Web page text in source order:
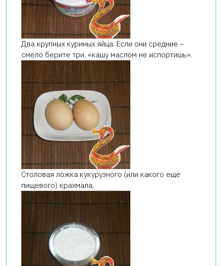
Два крупных куриных яйца. Если они средние –
смело берите три, «кашу маслом не испортишь».
Столовая ложка кукурузного (или какого ещё
пищевого) крахмала,